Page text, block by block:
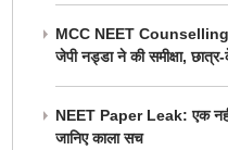
MCC NEET Counselling
जेपी नड्डा ने की समीक्षा,
NEET Paper Leak: एक
जानिए काला सच